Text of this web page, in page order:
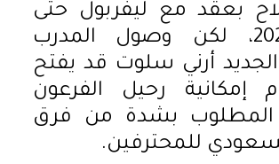
بعقد مع ليفربول حتى
صيف 2025، لكن وصول المدرب
الجديد أرني سلوت قد يفتح
إمكانية رحيل الفرعون
المطلوب بشدة من فرق
للمحترفين.